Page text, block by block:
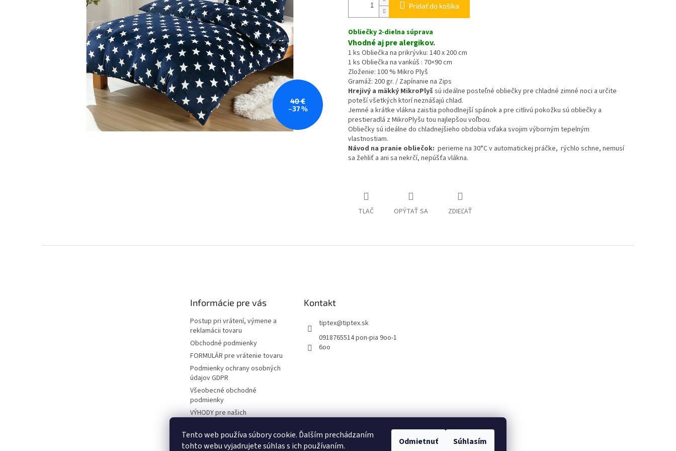
Tento web používa súbory cookie. Ďalším prechádzaním
tohto webu vyjadrujete súhlas s ich používaním.
Odmietnuť Súhlasím
40 €
–37 %
Pridať do košíka
Obliečky 2-dielna súprava
Vhodné aj pre alergikov.
1 ks Obliečka na prikrývku: 140 x 200 cm
1 ks Obliečka na vankúš : 70×90 cm
Zloženie: 100 % Mikro Plyš
Gramáž: 200 gr. / Zapínanie na Zips
Hrejivý a mäkký MikroPlyš sú ideálne posteľné obliečkypre chladné zimné noci a určite
poteší všetkých ktorí neznášajú chlad.
Jemné a krátke vlákna zaistia pohodlnejší spánok a pre citlivú pokožku sú obliečky a
prestieradlá z MikroPlyšu tou najlepšou voľbou.
Obliečky sú ideálne do chladnejšieho obdobia vďaka svojim výborným tepelným
vlastnostiam.
Návod na pranie obliečok: perieme na 30°C v automatickej práčke, rýchlo schne, nemusí
sa žehliť a ani sa nekrčí, nepúšťa vlákna.
TLAČ OPÝTAŤ SA ZDIEĽAŤ
Informácie pre vás
Postup pri vrátení, výmene a
reklamácii tovaru
Obchodné podmienky
FORMULÁR pre vrátenie tovaru
Podmienky ochrany osobných
údajov GDPR
Všeobecné obchodné
podmienky
VÝHODY pre našich
KONTAKT
Kontakt
tiptex@tiptex.sk
0918765514 pon-pia 9oo-1
6oo